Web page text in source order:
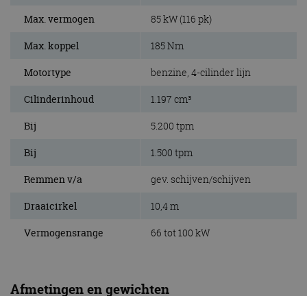
Max. vermogen 85 kW (116 pk)
Max. koppel 185 Nm
Motortype benzine, 4-cilinder lijn
Cilinderinhoud 1.197 cm³
Bij 5.200 tpm
Bij 1.500 tpm
Remmen v/a gev. schijven/schijven
Draaicirkel 10,4 m
Vermogensrange 66 tot 100 kW
Afmetingen en gewichten